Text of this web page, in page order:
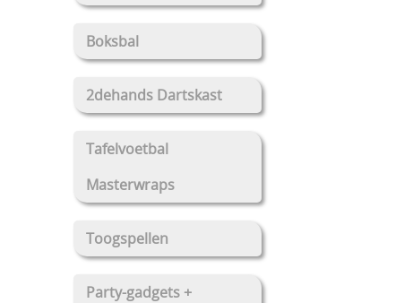
Boksbal
2dehands Dartskast
Tafelvoetbal
Masterwraps
Toogspellen
Party-gadgets +